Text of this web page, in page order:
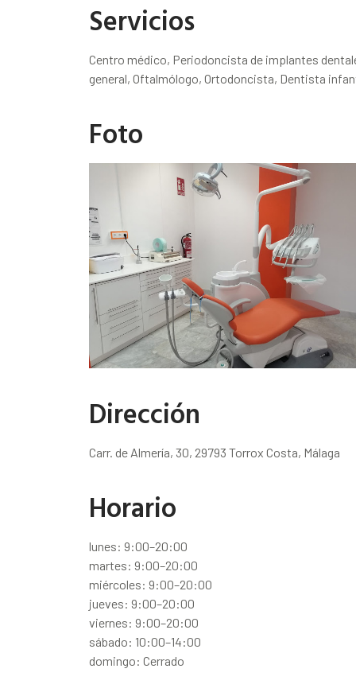
Servicios
Centro médico, Periodoncista de implantes
general, Oftalmólogo, Ortodoncista, Dentista
Foto
Dirección
Carr. de Almería, 30, 29793 Torrox Costa, Málaga
Horario
lunes: 9:00–20:00
martes: 9:00–20:00
miércoles: 9:00–20:00
jueves: 9:00–20:00
viernes: 9:00–20:00
sábado: 10:00–14:00
domingo: Cerrado